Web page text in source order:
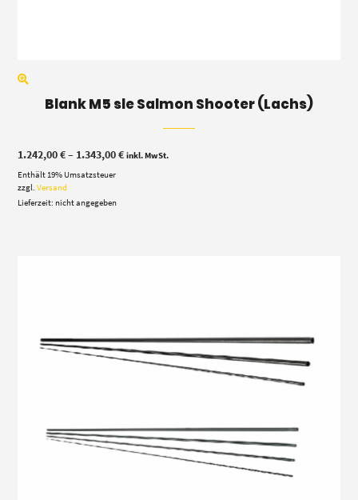
Blank M5 sle Salmon Shooter (Lachs)
1.242,00€– 1.343,00€Preisspanne:
inkl. MwSt.
Enthält 19% Umsatzsteuer
zzgl.Versand
Lieferzeit: nicht angegeben